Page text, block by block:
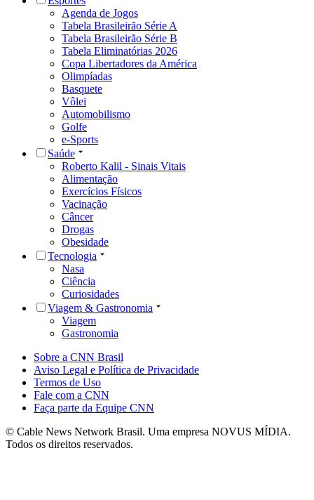
Agenda de Jogos
Tabela Brasileirão Série A
Tabela Brasileirão Série B
Tabela Eliminatórias 2026
Copa Libertadores da América
Olimpíadas
Basquete
Vôlei
Automobilismo
Golfe
e-Sports
Saúde
Roberto Kalil - Sinais Vitais
Alimentação
Exercícios Físicos
Vacinação
Câncer
Drogas
Obesidade
Tecnologia
Nasa
Ciência
Curiosidades
Viagem & Gastronomia
Viagem
Gastronomia
Sobre a CNN Brasil
Aviso Legal e Política de Privacidade
Termos de Uso
Fale com a CNN
Faça parte da Equipe CNN
© Cable News Network Brasil. Uma empresa NOVUS MÍDIA.
Todos os direitos reservados.